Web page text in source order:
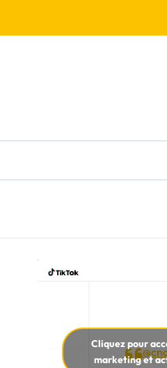
Cliquez pour
marketing et